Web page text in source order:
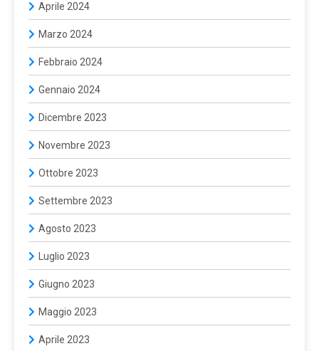
Aprile 2024
Marzo 2024
Febbraio 2024
Gennaio 2024
Dicembre 2023
Novembre 2023
Ottobre 2023
Settembre 2023
Agosto 2023
Luglio 2023
Giugno 2023
Maggio 2023
Aprile 2023